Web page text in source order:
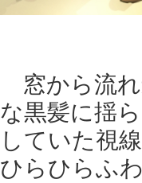
窓から流れ
な黒髪に揺
していた視
ひらひらふ